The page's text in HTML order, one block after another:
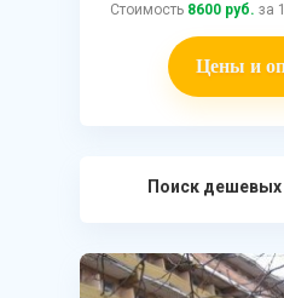
Стоимость 8600 руб. за
Цены и
Поиск дешевых